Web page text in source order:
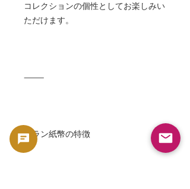
コレクションの個性としてお楽しみい
ただけます。
⸻
イラン紙幣の特徴